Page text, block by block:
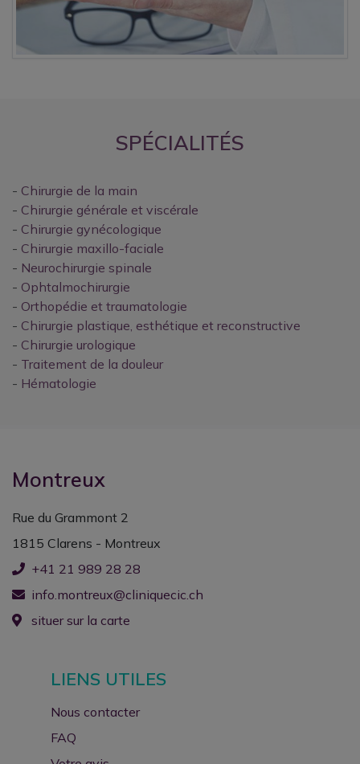
SPÉCIALITÉS
- Chirurgie de la main
- Chirurgie générale et viscérale
- Chirurgie gynécologique
- Chirurgie maxillo-faciale
- Neurochirurgie spinale
- Ophtalmochirurgie
- Orthopédie et traumatologie
- Chirurgie plastique, esthétique et reconstructive
- Chirurgie urologique
- Traitement de la douleur
- Hématologie
Montreux
Rue du Grammont 2
1815 Clarens - Montreux
+41 21 989 28 28
info.montreux@cliniquecic.ch
situer sur la carte
LIENS UTILES
Nous contacter
FAQ
PAUSE ESTIVALE 2026
Clinique CIC Montreux
La Clinique CIC Montreux est en pause estivale
27 juillet au 16 août inclus
LeCentre de Consultation
cette période (021 989 28 70) ainsi que la
Radiologie(021 989 28 75).
En cas d'urgence vitale, appelez le 144.